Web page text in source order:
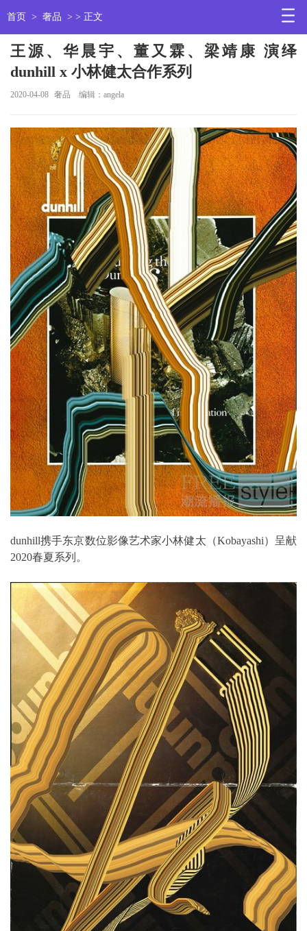
首页 > 奢品 > > 正文
王源、华晨宇、董又霖、梁靖康 演绎
dunhill x 小林健太合作系列
2020-04-08 奢品 编辑：angela
dunhill携手东京数位影像艺术家小林健太（Kobayashi）呈献
2020春夏系列。